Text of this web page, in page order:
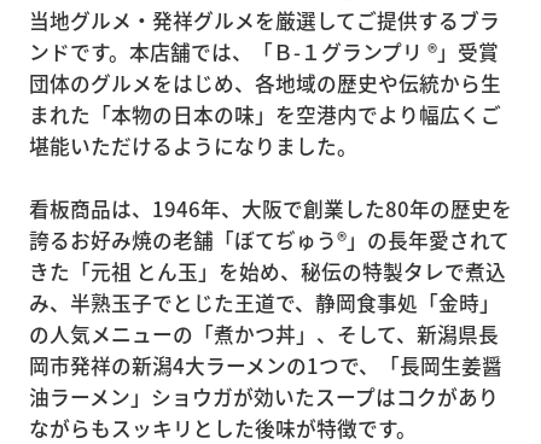
当地グルメ・発祥グルメを厳選してご提供するブラ
ンドです。本店舗では、「Ｂ-１グランプリ ®」受賞
団体のグルメをはじめ、各地域の歴史や伝統から生
まれた「本物の日本の味」を空港内でより幅広くご
堪能いただけるようになりました。
看板商品は、1946年、大阪で創業した80年の歴史を
誇るお好み焼の老舗「ぼてぢゅう®︎」の長年愛されて
きた「元祖 とん玉」を始め、秘伝の特製タレで煮込
み、半熟玉子でとじた王道で、静岡食事処「金時」
の人気メニューの「煮かつ丼」、そして、新潟県長
岡市発祥の新潟4大ラーメンの1つで、「長岡生姜醤
油ラーメン」ショウガが効いたスープはコクがあり
ながらもスッキリとした後味が特徴です。